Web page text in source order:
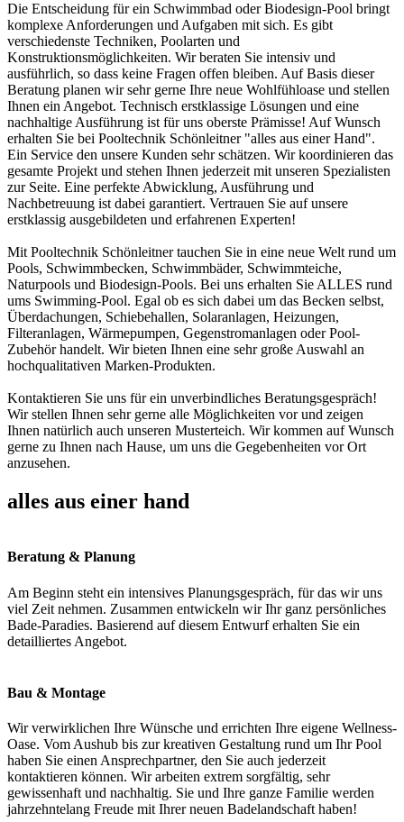
Die Entscheidung für ein Schwimmbad oder Biodesign-Pool bringt
komplexe Anforderungen und Aufgaben mit sich. Es gibt
verschiedenste Techniken, Poolarten und
Konstruktionsmöglichkeiten. Wir beraten Sie intensiv und
ausführlich, so dass keine Fragen offen bleiben. Auf Basis dieser
Beratung planen wir sehr gerne Ihre neue Wohlfühloase und stellen
Ihnen ein Angebot. Technisch erstklassige Lösungen und eine
nachhaltige Ausführung ist für uns oberste Prämisse! Auf Wunsch
erhalten Sie bei Pooltechnik Schönleitner "alles aus einer Hand".
Ein Service den unsere Kunden sehr schätzen. Wir koordinieren das
gesamte Projekt und stehen Ihnen jederzeit mit unseren Spezialisten
zur Seite. Eine perfekte Abwicklung, Ausführung und
Nachbetreuung ist dabei garantiert. Vertrauen Sie auf unsere
erstklassig ausgebildeten und erfahrenen Experten!
Mit Pooltechnik Schönleitner tauchen Sie in eine neue Welt rund um
Pools, Schwimmbecken, Schwimmbäder, Schwimmteiche,
Naturpools und Biodesign-Pools. Bei uns erhalten Sie ALLES rund
ums Swimming-Pool. Egal ob es sich dabei um das Becken selbst,
Überdachungen, Schiebehallen, Solaranlagen, Heizungen,
Filteranlagen, Wärmepumpen, Gegenstromanlagen oder Pool-
Zubehör handelt. Wir bieten Ihnen eine sehr große Auswahl an
hochqualitativen Marken-Produkten.
Kontaktieren Sie uns für ein unverbindliches Beratungsgespräch!
Wir stellen Ihnen sehr gerne alle Möglichkeiten vor und zeigen
Ihnen natürlich auch unseren Musterteich. Wir kommen auf Wunsch
gerne zu Ihnen nach Hause, um uns die Gegebenheiten vor Ort
anzusehen.
alles aus einer hand
Beratung & Planung
Am Beginn steht ein intensives Planungsgespräch, für das wir uns
viel Zeit nehmen. Zusammen entwickeln wir Ihr ganz persönliches
Bade-Paradies. Basierend auf diesem Entwurf erhalten Sie ein
detailliertes Angebot.
Bau & Montage
Wir verwirklichen Ihre Wünsche und errichten Ihre eigene Wellness-
Oase. Vom Aushub bis zur kreativen Gestaltung rund um Ihr Pool
haben Sie einen Ansprechpartner, den Sie auch jederzeit
kontaktieren können. Wir arbeiten extrem sorgfältig, sehr
gewissenhaft und nachhaltig. Sie und Ihre ganze Familie werden
jahrzehntelang Freude mit Ihrer neuen Badelandschaft haben!